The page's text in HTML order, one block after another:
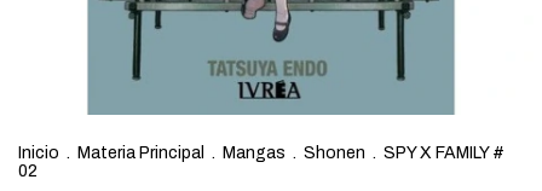
Inicio . Materia Principal . Mangas . Shonen . SPY X FAMILY #
02